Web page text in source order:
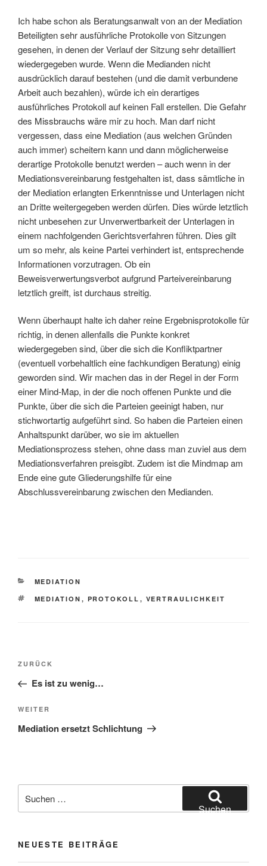
Ich habe schon als Beratungsanwalt von an der Mediation
Beteiligten sehr ausführliche Protokolle von Sitzungen
gesehen, in denen der Verlauf der Sitzung sehr detailliert
wiedergegeben wurde. Wenn die Medianden nicht
ausdrücklich darauf bestehen (und die damit verbundene
Arbeit auch bezahlen), würde ich ein derartiges
ausführliches Protokoll auf keinen Fall erstellen. Die Gefahr
des Missbrauchs wäre mir zu hoch. Man darf nicht
vergessen, dass eine Mediation (aus welchen Gründen
auch immer) scheitern kann und dann möglicherweise
derartige Protokolle benutzt werden – auch wenn in der
Mediationsvereinbarung festgehalten ist, dass sämtliche in
der Mediation erlangten Erkenntnisse und Unterlagen nicht
an Dritte weitergegeben werden dürfen. Dies würde letztlich
nicht unbesehen zur Unverwertbarkeit der Unterlagen in
einem nachfolgenden Gerichtsverfahren führen. Dies gilt
um so mehr, als keine Partei verhindert ist, entsprechende
Informationen vorzutragen. Ob ein
Beweisverwertungsverbot aufgrund Parteivereinbarung
letztlich greift, ist durchaus streitig.
Wenn überhaupt halte ich daher reine Ergebnisprotokolle für
richtig, in denen allenfalls die Punkte konkret
wiedergegeben sind, über die sich die Konfliktpartner
(eventuell vorbehaltlich eine fachkundigen Beratung) einig
geworden sind. Wir machen das in der Regel in der Form
einer Mind-Map, in der die noch offenen Punkte und die
Punkte, über die sich die Parteien geeinigt haben, nur
stichwortartig aufgeführt sind. So haben die Parteien einen
Anhaltspunkt darüber, wo sie im aktuellen
Mediationsprozess stehen, ohne dass man zuviel aus dem
Mediationsverfahren preisgibt. Zudem ist die Mindmap am
Ende eine gute Gliederungshilfe für eine
Abschlussvereinbarung zwischen den Medianden.
KATEGORIEN
MEDIATION
SCHLAGWÖRTER
MEDIATION , PROTOKOLL , VERTRAULICHKEIT
Beitragsnavigation
Vorheriger
Beitrag
ZURÜCK
Es ist zu wenig…
Nächster
Beitrag
WEITER
Mediation ersetzt Schlichtung
nach:
Suchen
NEUESTE BEITRÄGE